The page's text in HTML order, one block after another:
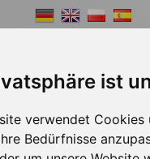
ist
verwendet
Bedürfnisse